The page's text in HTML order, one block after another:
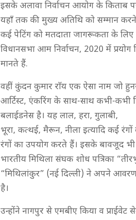
इसके अलावा निर्वाचन आयोग के किताब
यहाँ तक की मुख्य अतिथि को सम्मान करने
कई पेटिंग को मतदाता जागरूकता के लिए
विधानसभा आम निर्वाचन, 2020 में
मानते हैं.
वहीं कुंदन कुमार राॅय एक ऐसा नाम जो
आर्टिस्ट, एंकरिंग के साथ-साथ कभी-
बलाईडनेस है। यह लाल, हरा, गुलाबी,
भूरा, कत्थई, मैरून, नीला इत्यादि कई
रंगों का उपयोग करते हैं। इसके बावजूद
भारतीय मिथिला संघक शोध पत्रिका
“मिथिलांकुर” (नई दिल्ली) ने अपने
है।
उन्होंने नागपुर से एमबीए किया व